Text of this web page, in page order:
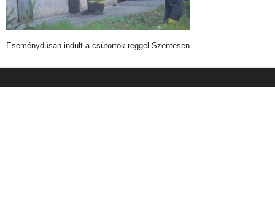
Eseménydúsan indult a csütörtök reggel Szentesen…